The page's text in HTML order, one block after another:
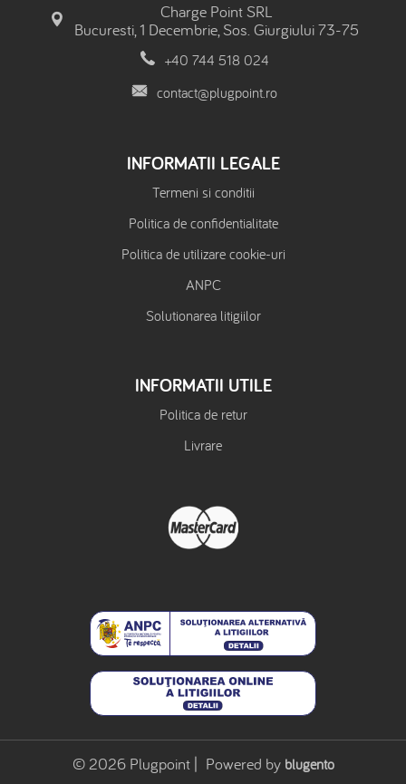
© 2026 Plugpoint | Powered by blugento
Charge Point SRL
Bucuresti, 1 Decembrie, Sos. Giurgiului 73-75
+40 744 518 024
contact@plugpoint.ro
INFORMATII LEGALE
Termeni si conditii
Politica de confidentialitate
Politica de utilizare cookie-uri
ANPC
Solutionarea litigiilor
INFORMATII UTILE
Politica de retur
Livrare